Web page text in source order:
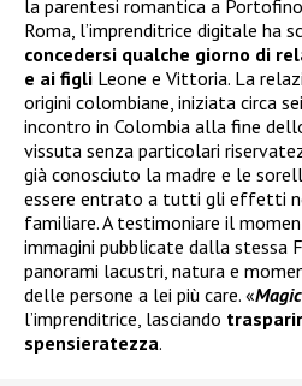
la parentesi romantica a
Roma, l’imprenditrice digitale ha
concedersi qualche giorno di
e ai figli Leone e Vittoria. La
origini colombiane, iniziata circa
incontro in Colombia alla fine
vissuta senza particolari
già conosciuto la madre e le
essere entrato a tutti gli effetti
familiare. A testimoniare il
immagini pubblicate dalla stessa
panorami lacustri, natura e
delle persone a lei più care. «
l’imprenditrice, lasciando
spensieratezza.